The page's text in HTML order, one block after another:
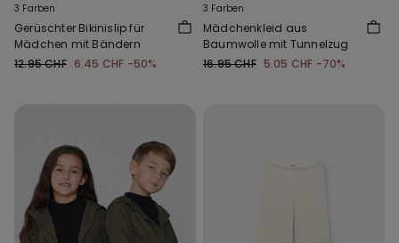
3 Farben
Gerüschter Bikinislip für
Mädchen mit Bändern
12.95 CHF 6.45 CHF -50%
3 Farben
Mädchenkleid aus
Baumwolle mit Tunnelzug
16.95 CHF 5.05 CHF -70%